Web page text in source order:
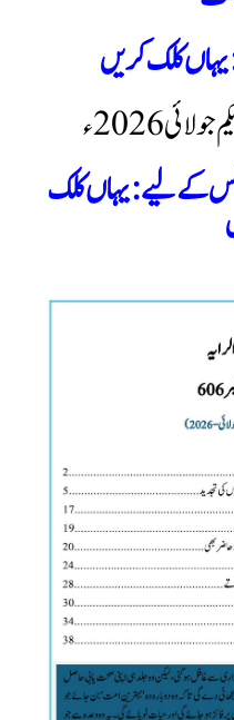
یہاں کلک کریں
کے لیے: یہاں کلک